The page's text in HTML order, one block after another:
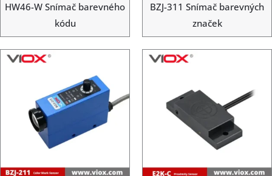
HW46-W Snímač barevného
kódu
BZJ-311 Snímač barevných
značek